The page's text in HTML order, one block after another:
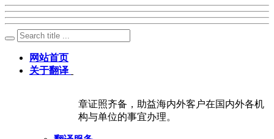
网站首页
关于翻译
章证照齐备，助益海内外客户在国内外各机
构与单位的事宜办理。